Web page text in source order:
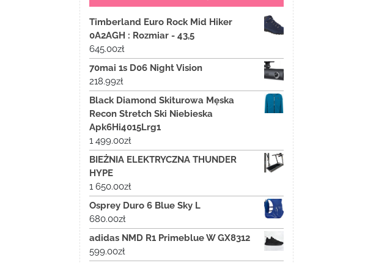
Timberland Euro Rock Mid Hiker
0A2AGH : Rozmiar - 43,5
645.00zł
70mai 1s D06 Night Vision
218.99zł
Black Diamond Skiturowa Męska
Recon Stretch Ski Niebieska
Apk6Hi4015Lrg1
1 499.00zł
BIEŻNIA ELEKTRYCZNA THUNDER
HYPE
1 650.00zł
Osprey Duro 6 Blue Sky L
680.00zł
adidas NMD R1 Primeblue W GX8312
599.00zł